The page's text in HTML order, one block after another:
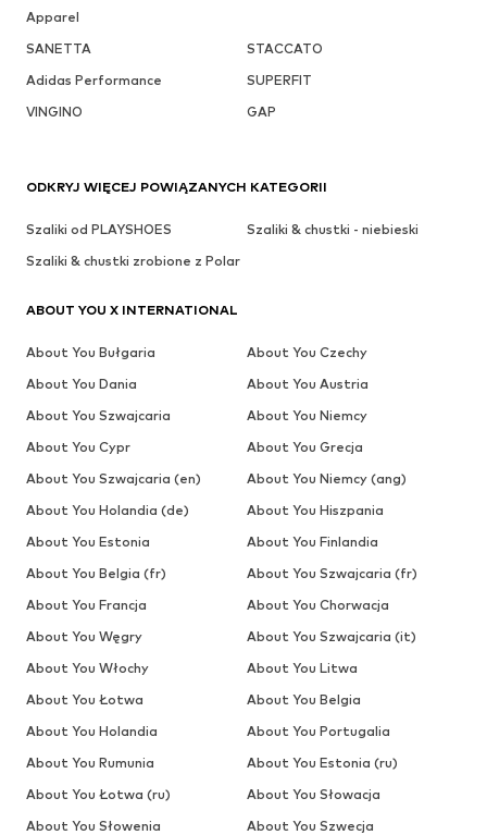
Apparel
SANETTA
STACCATO
Adidas Performance
SUPERFIT
VINGINO
GAP
ODKRYJ WIĘCEJ POWIĄZANYCH KATEGORII
Szaliki od PLAYSHOES
Szaliki & chustki - niebieski
Szaliki & chustki zrobione z Polar
ABOUT YOU X INTERNATIONAL
About You Bułgaria
About You Czechy
About You Dania
About You Austria
About You Szwajcaria
About You Niemcy
About You Cypr
About You Grecja
About You Szwajcaria (en)
About You Niemcy (ang)
About You Holandia (de)
About You Hiszpania
About You Estonia
About You Finlandia
About You Belgia (fr)
About You Szwajcaria (fr)
About You Francja
About You Chorwacja
About You Węgry
About You Szwajcaria (it)
About You Włochy
About You Litwa
About You Łotwa
About You Belgia
About You Holandia
About You Portugalia
About You Rumunia
About You Estonia (ru)
About You Łotwa (ru)
About You Słowacja
About You Słowenia
About You Szwecja